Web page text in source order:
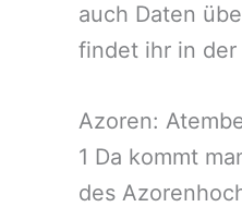
auch Daten
findet ihr in der
Azoren:
1 Da kommt
des